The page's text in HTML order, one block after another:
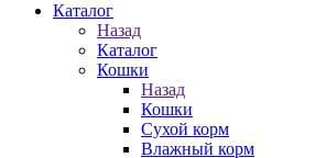
Каталог
Назад
Каталог
Кошки
Назад
Кошки
Сухой корм
Влажный корм